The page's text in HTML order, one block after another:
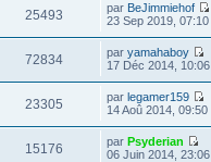
25493 par BeJimmiehof
23 Sep 2019, 07:10
72834 paryamahaboy
17 Déc 2014, 10:06
23305 parlegamer159
14 Aoû 2014, 09:50
15176 parPsyderian
06 Juin 2014, 23:06